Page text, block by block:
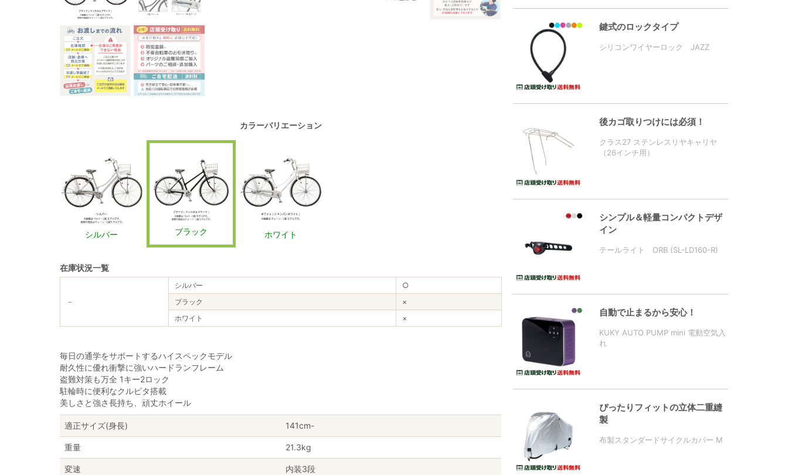
カラーバリエーション
シルバー ブラック ホワイト
在庫状況一覧
－
シルバー
○
ブラック
×
ホワイト
×
毎日の通学をサポートするハイスペックモデル
耐久性に優れ衝撃に強いハードランフレーム
盗難対策も万全 1キー2ロック
駐輪時に便利なクルピタ搭載
美しさと強さ長持ち、頑丈ホイール
適正サイズ(身長) 141cm-
重量 21.3kg
変速 内装3段
鍵式のロックタイプ
シリコンワイヤーロック JAZZ
後カゴ取りつけには必須！
クラス27 ステンレスリヤキャリヤ
（26インチ用）
シンプル＆軽量コンパクトデザ
イン
テールライト ORB (SL-LD160-R)
自動で止まるから安心！
KUKY AUTO PUMP mini 電動空気入
れ
ぴったりフィットの立体二重縫
製
布製スタンダードサイクルカバー M